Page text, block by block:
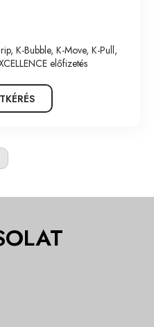
K-Bubble, K-Move, K-Pull,
előfizetés